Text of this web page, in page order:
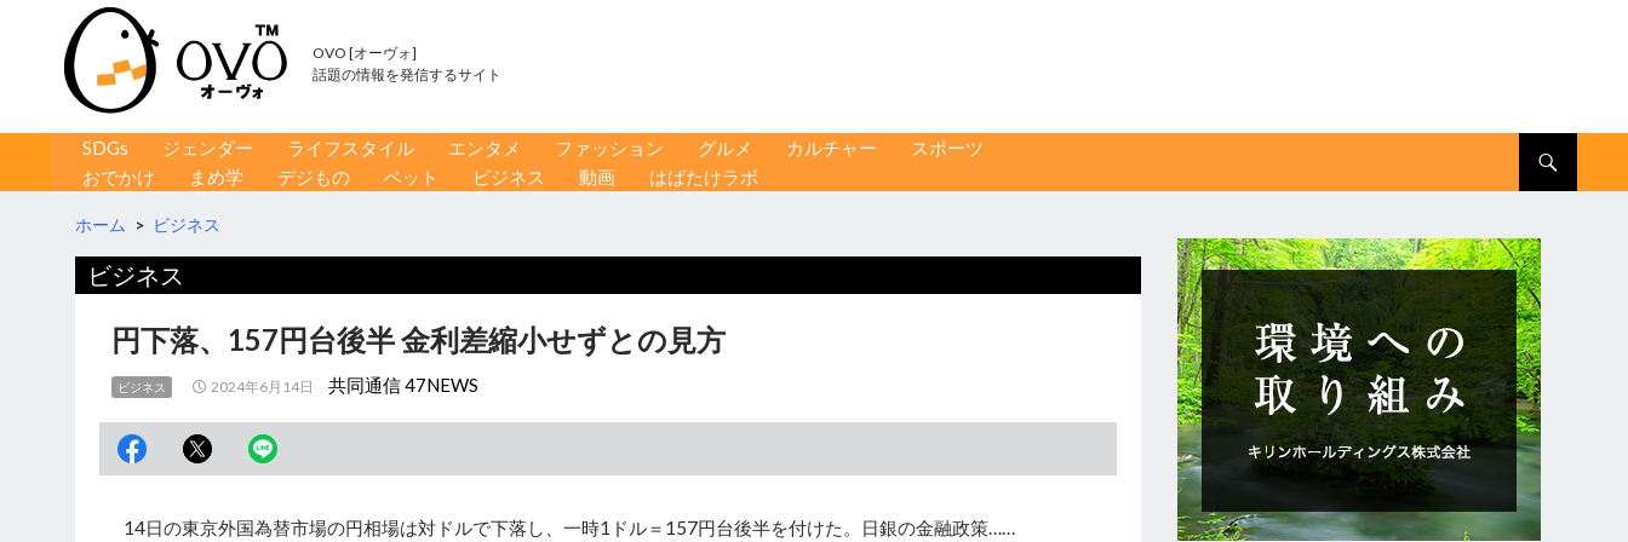
OVO [オーヴォ]
話題の情報を発信するサイト
コンテンツへ移動
SDGs ジェンダー ライフスタイル エンタメ ファッション グルメ カルチャー
スポーツ
おでかけ
まめ学 デジもの ペット ビジネス 動画 はばたけラボ
ホーム > ビジネス
ビジネス
円下落、157円台後半 金利差縮小せずとの見方
ビジネス 2024年6月14日 共同通信 47NEWS
14日の東京外国為替市場の円相場は対ドルで下落し、一時1ドル＝157円台後半を付けた。日銀の金融政策……